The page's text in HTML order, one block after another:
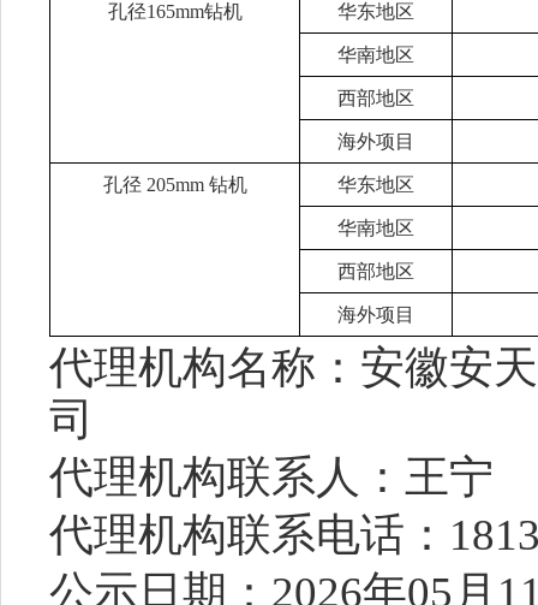
孔径165mm钻机 华东地区
华南地区
西部地区
海外项目
孔径 205mm 钻机 华东地区
华南地区
西部地区
海外项目
代理机构名称：安徽安
司
代理机构联系人：王宁
代理机构联系电话：
公示日期： 2026年05月